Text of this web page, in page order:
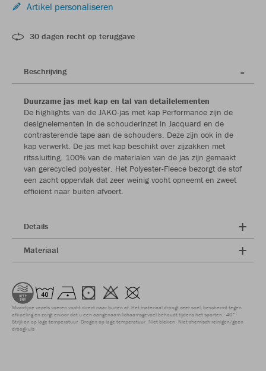
Artikel personaliseren
30 dagen recht op teruggave
Beschrijving
Duurzame jas met kap en tal van detailelementen
De highlights van de JAKO-jas met kap Performance zijn de
designelementen in de schouderinzet in Jacquard en de
contrasterende tape aan de schouders. Deze zijn ook in de
kap verwerkt. De jas met kap beschikt over zijzakken met
ritssluiting. 100% van de materialen van de jas zijn gemaakt
van gerecycled polyester. Het Polyester-Fleece bezorgt de stof
een zacht oppervlak dat zeer weinig vocht opneemt en zweet
efficiënt naar buiten afvoert.
Details
Materiaal
Microfijne vezels voeren vocht direct naar buiten af. Het materiaal droogt zeer snel, beschermt tegen
afkoeling en zorgt ervoor dat u een aangenaam lichaamsgevoel behoudt tijdens het sporten. 40°
Strijken op lage temperatuur Drogen op lage temperatuur Niet bleken Niet chemisch reinigen/geen
droogkuis